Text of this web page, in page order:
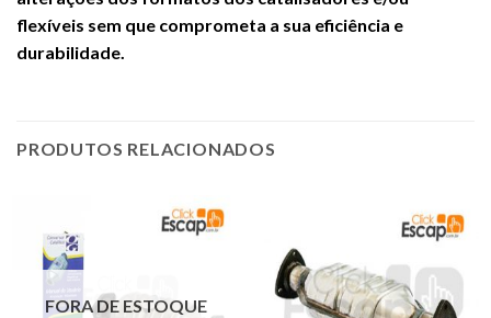
flexíveis sem que comprometa a sua eficiência e
durabilidade.
PRODUTOS RELACIONADOS
FORA DE ESTOQUE